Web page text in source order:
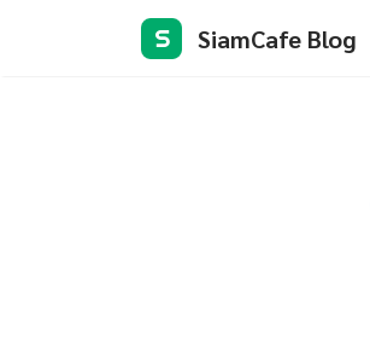
S SiamCafe Blog